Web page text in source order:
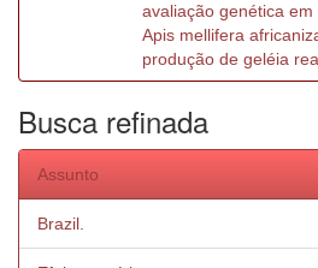
avaliação genética em
Apis mellifera
produção de geléia
Busca refinada
Assunto
Brazil.